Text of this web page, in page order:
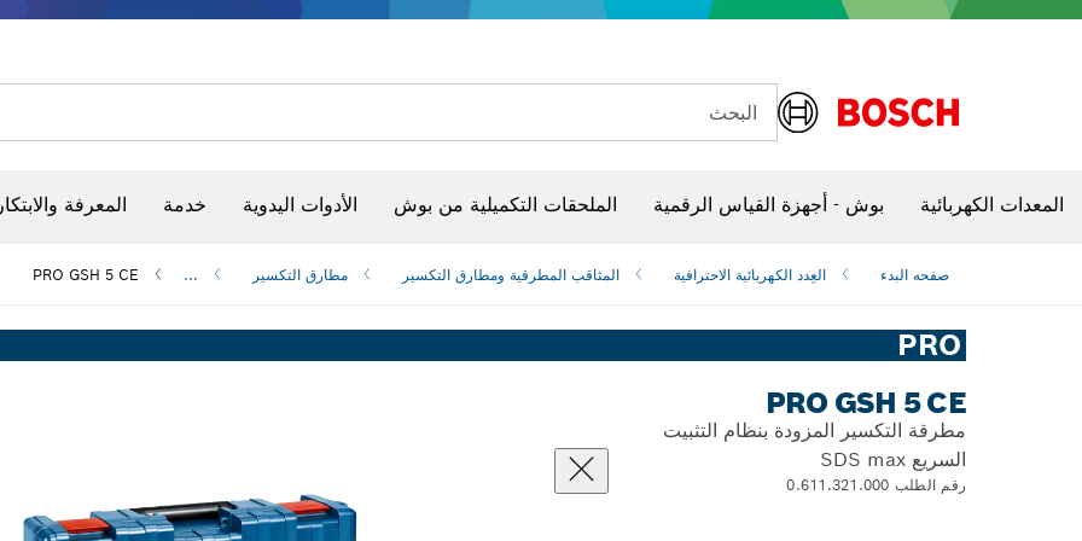
البحث
المعدات الكهربائية بوش - أجهزة القياس الرقمية الملحقات التكميلية من بوش الأدوات اليدوية خدمة المعرفة والابتكار
صفحه البدء العِدد الكهربائية الاحترافية المثاقب المطرقية ومطارق التكسير مطارق التكسير ...
PRO GSH 5 CE
PRO
PRO GSH 5 CE
مطرقة التكسير المزودة بنظام التثبيت
السريع SDS max
رقم الطلب 0.611.321.000